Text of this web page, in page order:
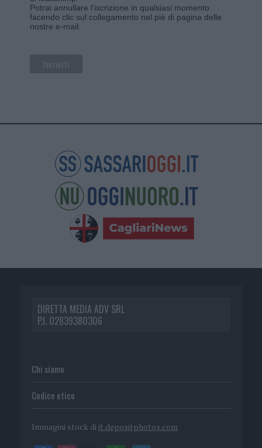
Potrai annullare l'iscrizione in qualsiasi momento
facendo clic sul collegamento nel piè di pagina delle
nostre e-mail.
DIRETTA MEDIA ADV SRL
P.I. 02839380306
Chi siamo
Codice etico
Immagini stock di it.depositphotos.com